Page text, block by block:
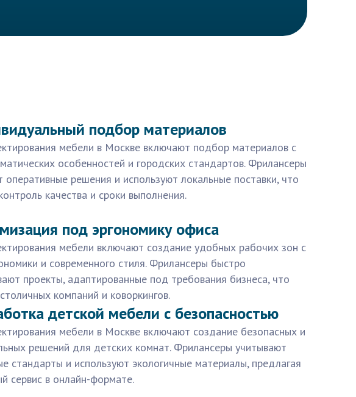
подбор материалов
мебели в Москве включают подбор материалов с
особенностей и городских стандартов. Фрилансеры
оперативные решения и используют локальные поставки, что
качества и сроки выполнения.
под эргономику офиса
мебели включают создание удобных рабочих зон с
и современного стиля. Фрилансеры быстро
проекты, адаптированные под требования бизнеса, что
компаний и коворкингов.
детской мебели с безопасностью
мебели в Москве включают создание безопасных и
решений для детских комнат. Фрилансеры учитывают
стандарты и используют экологичные материалы, предлагая
сервис в онлайн-формате.